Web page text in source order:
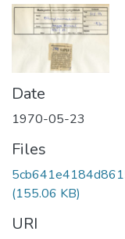
Date
1970-05-23
Files
(155.06 KB)
URI